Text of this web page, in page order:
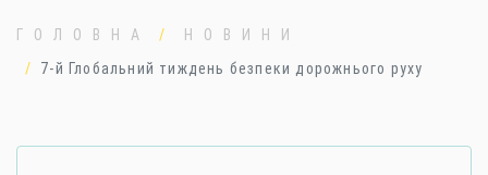
ГОЛОВНА
НОВИНИ
7-й Глобальний тиждень безпеки дорожнього руху